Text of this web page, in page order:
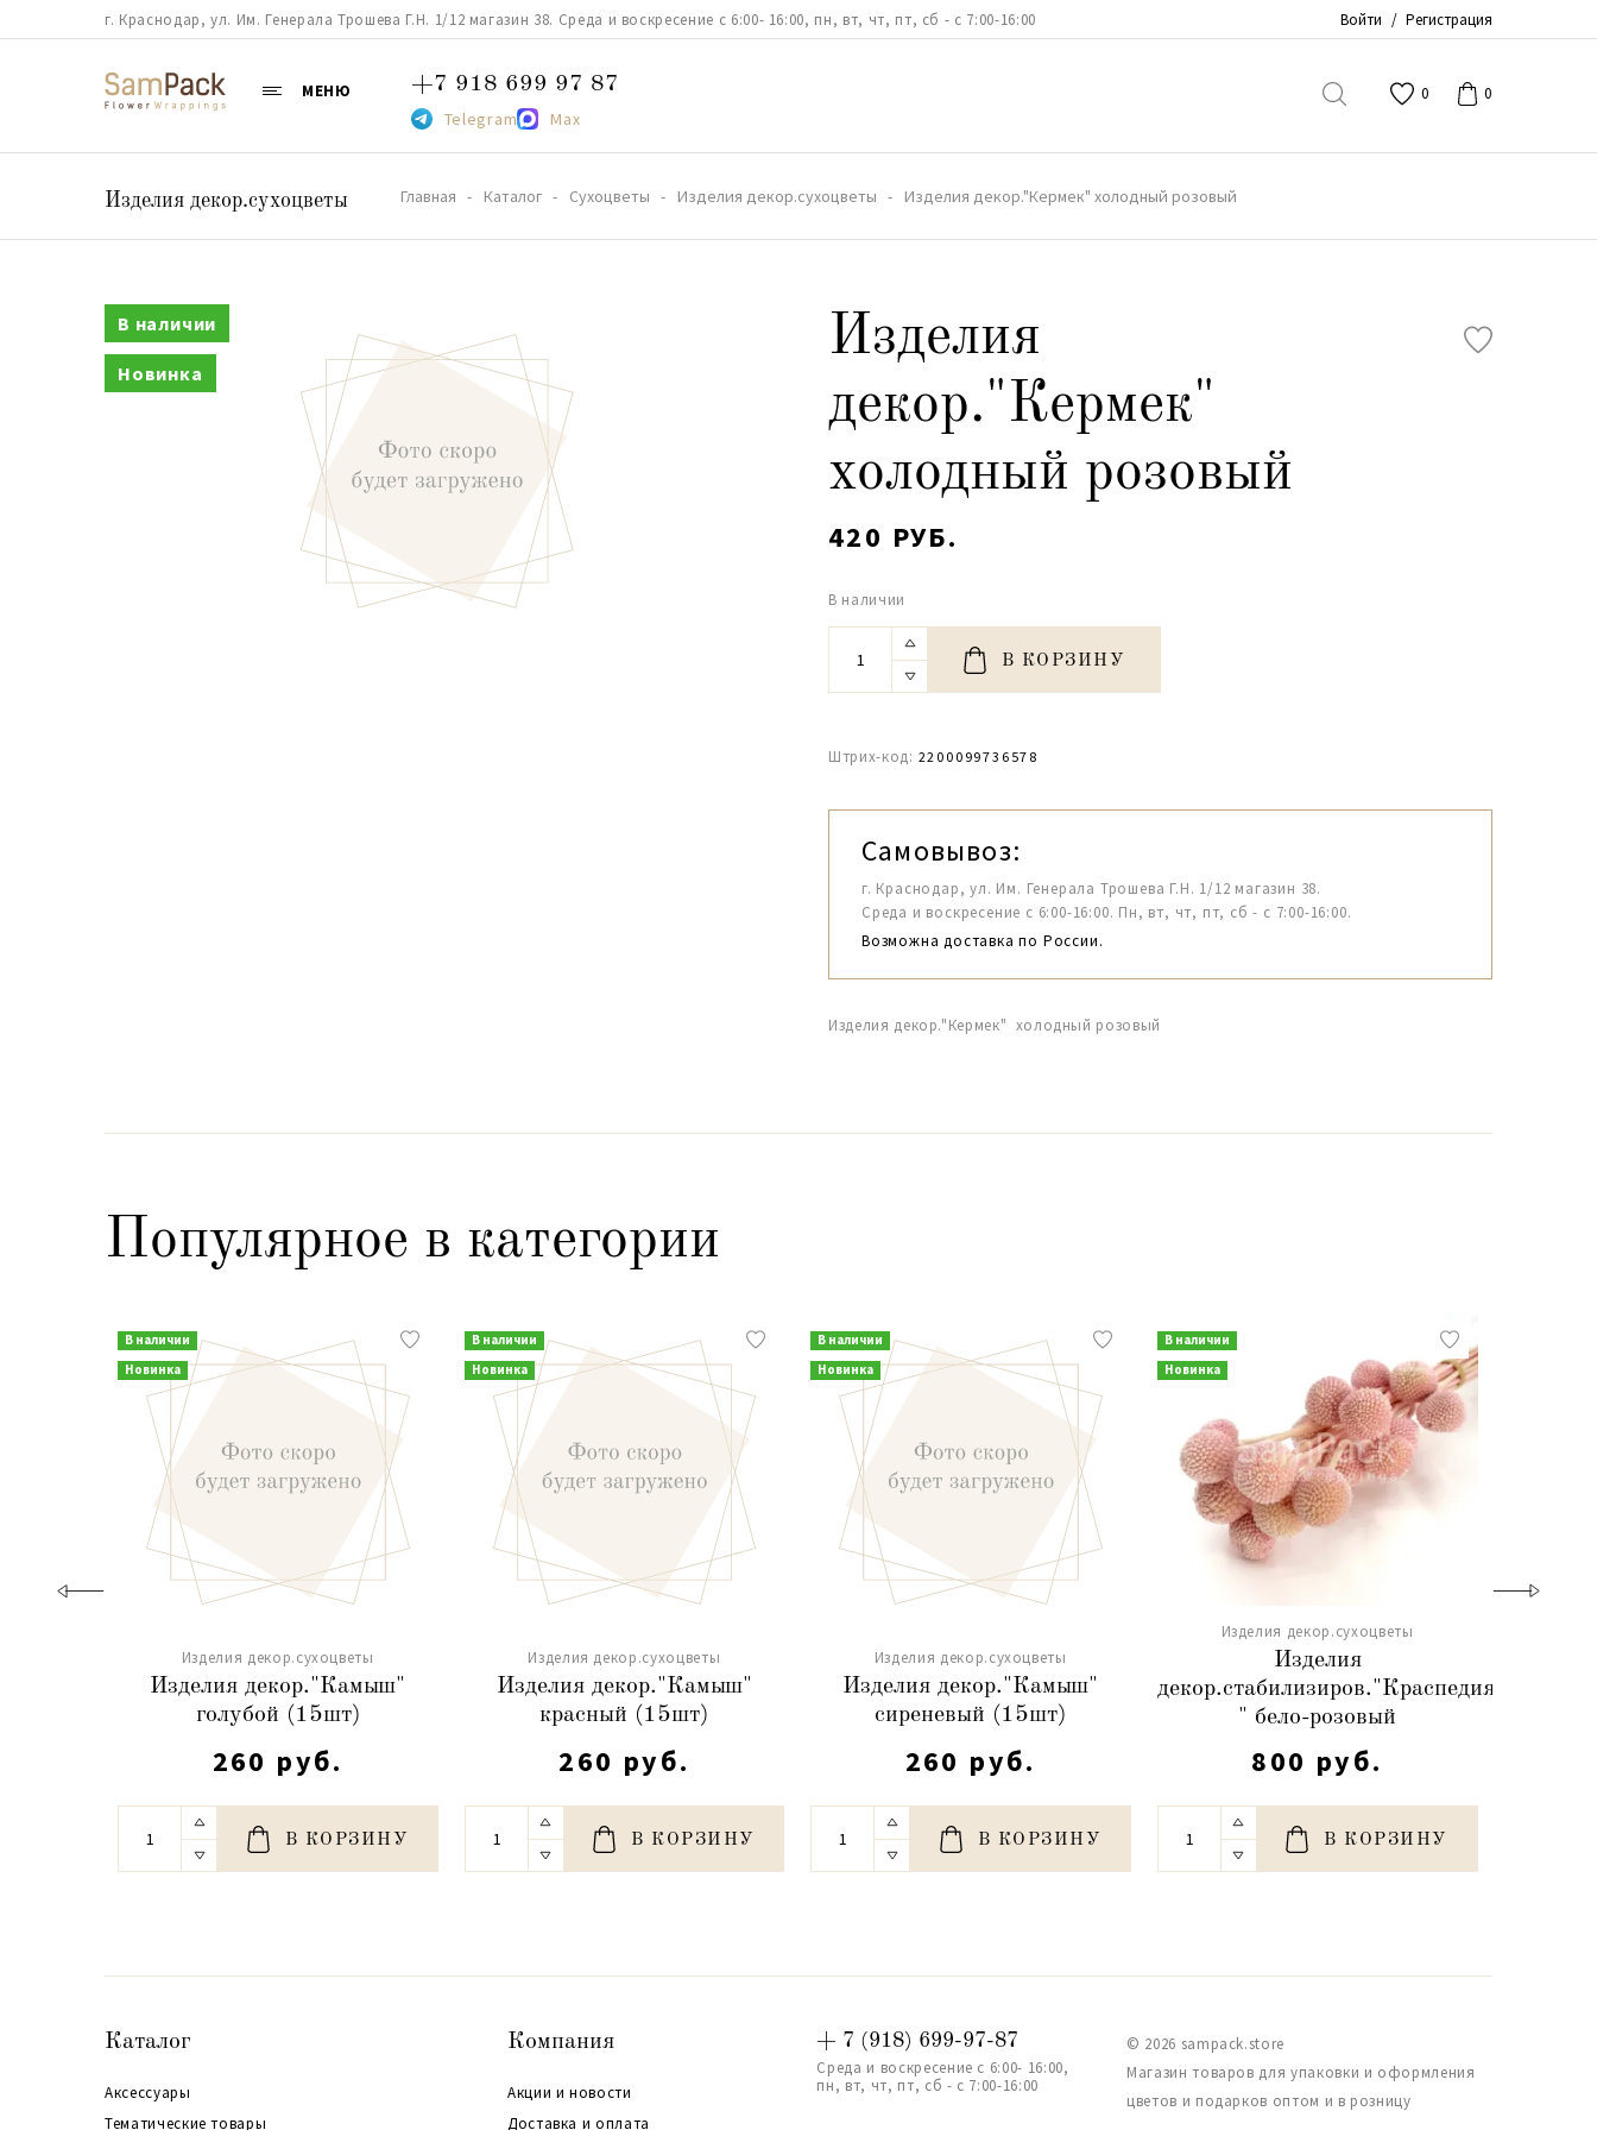
г. Краснодар, ул. Им. Генерала Трошева Г.Н. 1/12 магазин 38. Среда и воскресение с 6:00- 16:00, пн, вт, чт, пт, сб - с 7:00-16:00 Войти / Регистрация
МЕНЮ +7 918 699 97 87
Telegram Max
0 0
Изделия декор.сухоцветы Главная Каталог Сухоцветы Изделия декор.сухоцветы Изделия декор."Кермек" холодный розовый
В наличии
Новинка
Изделия
декор."Кермек"
холодный розовый
420 РУБ.
В наличии
В КОРЗИНУ
Штрих-код: 2200099736578
Самовывоз:
г. Краснодар, ул. Им. Генерала Трошева Г.Н. 1/12 магазин 38.
Среда и воскресение с 6:00-16:00. Пн, вт, чт, пт, сб - с 7:00-16:00.
Возможна доставка по России.
Изделия декор."Кермек" холодный розовый
Популярное в категории
В наличии
Новинка
Изделия декор.сухоцветы
Изделия декор."Камыш"
голубой (15шт)
260 руб.
В КОРЗИНУ
В наличии
Новинка
Изделия декор.сухоцветы
Изделия декор."Камыш"
красный (15шт)
260 руб.
В КОРЗИНУ
В наличии
Новинка
Изделия декор.сухоцветы
Изделия декор."Камыш"
сиреневый (15шт)
260 руб.
В КОРЗИНУ
В наличии
Новинка
Изделия декор.сухоцветы
Изделия
декор.стабилизиров."Краспедия
" бело-розовый
800 руб.
В КОРЗИНУ
Каталог
Аксессуары
Тематические товары
Компания
Акции и новости
Доставка и оплата
+ 7 (918) 699-97-87
Среда и воскресение с 6:00- 16:00,
пн, вт, чт, пт, сб - с 7:00-16:00
© 2026 sampack.store
Магазин товаров для упаковки и оформления
цветов и подарков оптом и в розницу